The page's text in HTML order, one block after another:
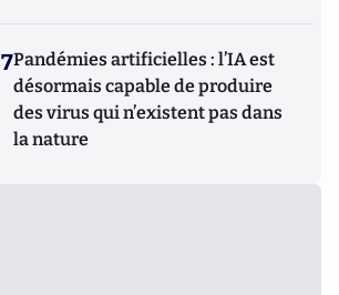
7Pandémies artificielles : l’IA est
désormais capable de produire
des virus qui n’existent pas dans
la nature